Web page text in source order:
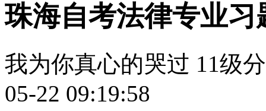
珠海自考法律专业习
我为你真心的哭过 11级
05-22 09:19:58